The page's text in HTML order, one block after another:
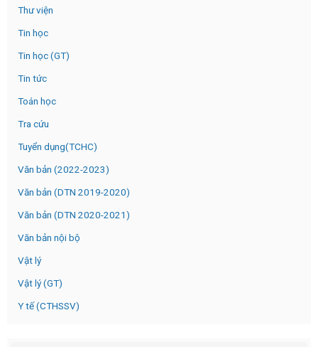
Thư viện
Tin học
Tin học (GT)
Tin tức
Toán học
Tra cứu
Tuyển dụng(TCHC)
Văn bản (2022-2023)
Văn bản (DTN 2019-2020)
Văn bản (DTN 2020-2021)
Văn bản nội bộ
Vật lý
Vật lý (GT)
Y tế (CTHSSV)